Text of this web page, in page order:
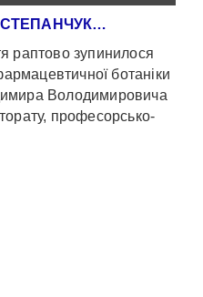
раптово зупинилося
ботаніки
Володимировича
професорсько-